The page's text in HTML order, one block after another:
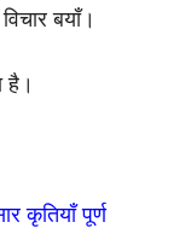
बयाँ।
है।
कृतियाँ पूर्ण